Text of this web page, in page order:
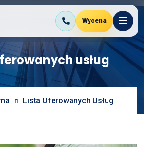
Wycena
usług
Lista Oferowanych Usług